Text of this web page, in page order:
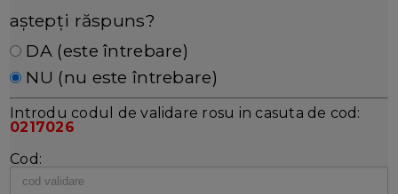
aștepți răspuns?
DA (este întrebare)
NU (nu este întrebare)
Introdu codul de validare rosu in casuta de cod:
0217026
Cod: